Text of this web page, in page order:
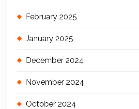
February 2025
January 2025
December 2024
November 2024
October 2024